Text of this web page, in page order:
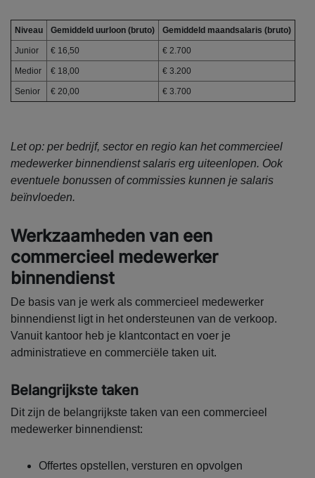
Niveau Gemiddeld uurloon (bruto) Gemiddeld maandsalaris (bruto)
Junior € 16,50 € 2.700
Medior € 18,00 € 3.200
Senior € 20,00 € 3.700
Let op: per bedrijf, sector en regio kan het commercieel
medewerker binnendienst salaris erg uiteenlopen. Ook
eventuele bonussen of commissies kunnen je salaris
beïnvloeden.
Werkzaamheden van een
commercieel medewerker
binnendienst
De basis van je werk als commercieel medewerker
binnendienst ligt in het ondersteunen van de verkoop.
Vanuit kantoor heb je klantcontact en voer je
administratieve en commerciële taken uit.
Belangrijkste taken
Dit zijn de belangrijkste taken van een commercieel
medewerker binnendienst:
Offertes opstellen, versturen en opvolgen